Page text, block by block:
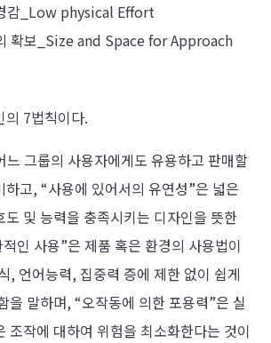
감 _Low physical Effort
확보 _Size and Space for Approach
의 7법칙이다.
느 그룹의 사용자에게도 유용하고 판매할
하고, “사용에 있어서의 유연성”은 넓은
도 및 능력을 충족시키는 디자인을 뜻한
인 사용”은 제품 혹은 환경의 사용법이
, 언어능력, 집중력 증에 제한 없이 쉽게
을 말하며, “오작동에 의한 포용력”은 실
조작에 대하여 위험을 최소화한다는 것이